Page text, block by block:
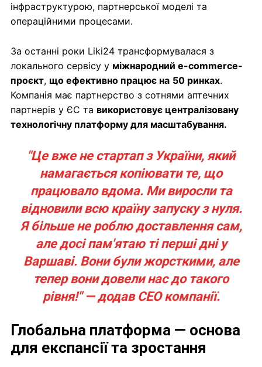
інфраструктурою, партнерської моделі та
операційними процесами.
За останні роки Liki24 трансформувалася з
локального сервісу у міжнародний e-commerce-
проєкт, що ефективно працює на 50 ринках.
Компанія має партнерство з сотнями аптечних
партнерів у ЄС та використовує централізовану
технологічну платформу для масштабування.
"Це вже не стартап з України, який
намагається копіювати те, що
працювало вдома. Ми виросли та
відновили всю країну запуску з нуля.
Я більше не роблю доставлення сам,
але досі пам'ятаю ті перші дні у
Варшаві. Вони були жорсткими, але
тепер вони довели нас до такого
рівня!" — додав CEO компанії.
Глобальна платформа — основа
для експансії та зростання